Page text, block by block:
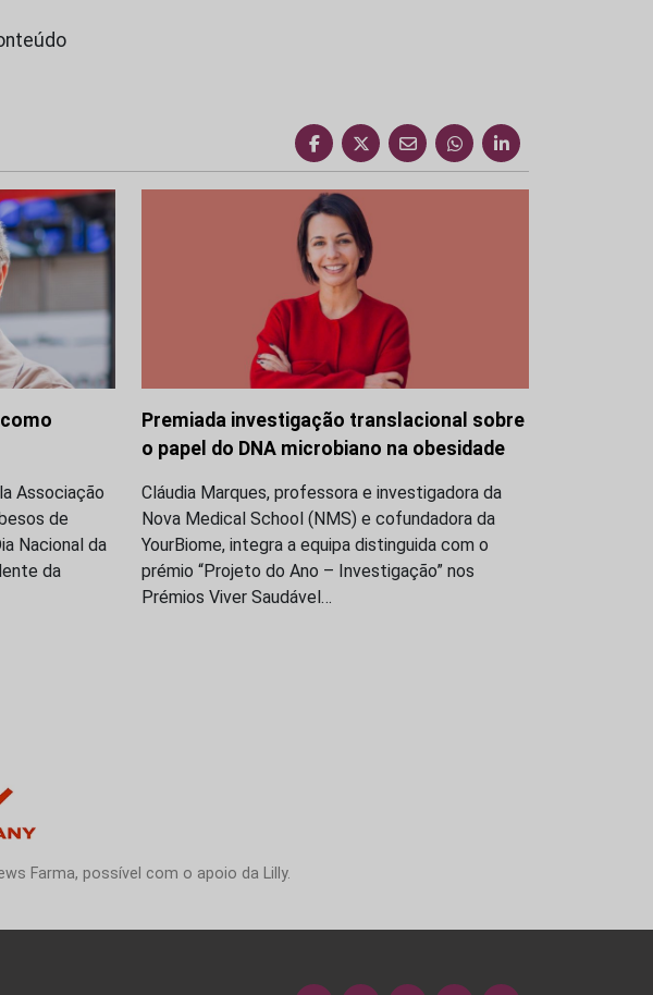
Associação
de
Nacional da
da
Premiada investigação translacional sobre
o papel do DNA microbiano na obesidade
Cláudia Marques, professora e investigadora da
Nova Medical School (NMS) e cofundadora da
YourBiome, integra a equipa distinguida com o
prémio “Projeto do Ano – Investigação” nos
Prémios Viver Saudável…
Farma, possível com o apoio da Lilly.